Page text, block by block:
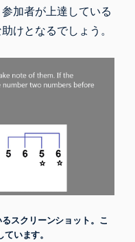
加者が上達している
けとなるでしょう。
スクリーンショット。こ
います。